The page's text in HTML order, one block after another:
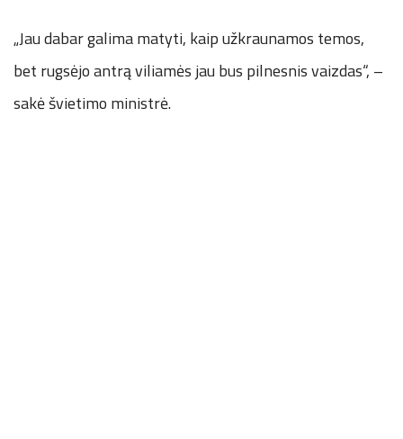
„Jau dabar galima matyti, kaip užkraunamos temos,
bet rugsėjo antrą viliamės jau bus pilnesnis vaizdas“, –
sakė švietimo ministrė.